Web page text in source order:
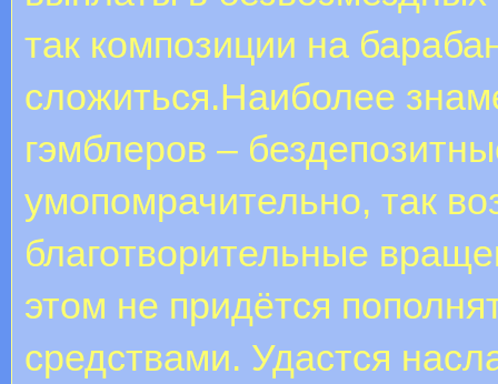
так композиции на
сложиться.Наиболее
гэмблеров –
умопомрачительно, так
благотворительные
этом не придётся
средствами. Удастся